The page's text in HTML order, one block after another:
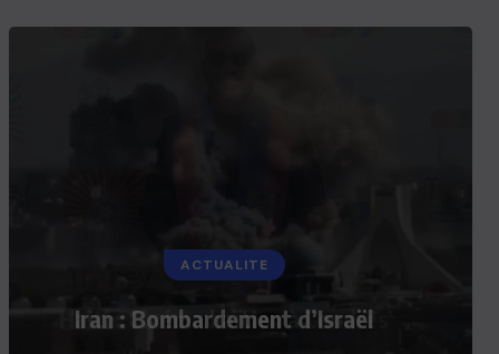
ACTUALITE
Iran : Bombardement d’Israël